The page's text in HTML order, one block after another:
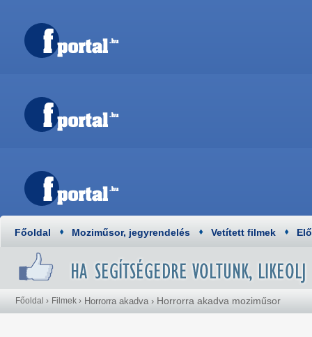
Főoldal Moziműsor, jegyrendelés Vetített filmek
Főoldal › Filmek › Horrorra akadva › Horrorra akadva moziműsor